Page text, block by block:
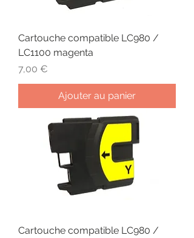
Cartouche compatible LC980 /
LC1100 magenta
Prix
7,00 €
Ajouter au panier
Cartouche compatible LC980 /